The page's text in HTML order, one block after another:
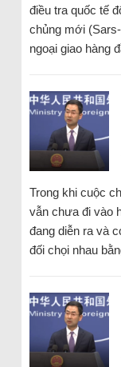
điều tra quốc tế
chủng mới
ngoại giao hàng
Trong khi cuộc
vẫn chưa đi vào
đang diễn ra và
đối chọi nhau